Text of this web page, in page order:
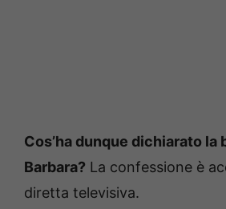
Cos’ha dunque dichiarato la
Barbara? La confessione è
diretta televisiva.